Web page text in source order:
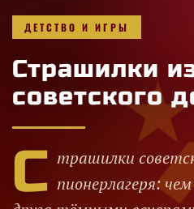
ДЕТСТВО И ИГРЫ
Страшилки
советского
С трашилки
пионерлагеря: